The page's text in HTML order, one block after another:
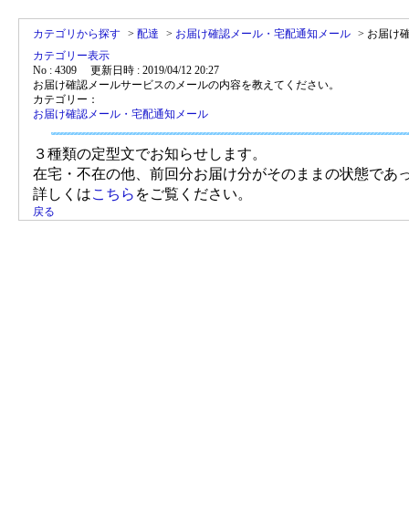
カテゴリから探す > 配達 > お届け確認メール・宅配通知メール > お届け
カテゴリー表示
No : 4309
更新日時 : 2019/04/12 20:27
お届け確認メールサービスのメールの内容を教えてください。
カテゴリー：
お届け確認メール・宅配通知メール
３種類の定型文でお知らせします。
在宅・不在の他、前回分お届け分がそのままの状態であ
詳しくはこちら をご覧ください。
戻る